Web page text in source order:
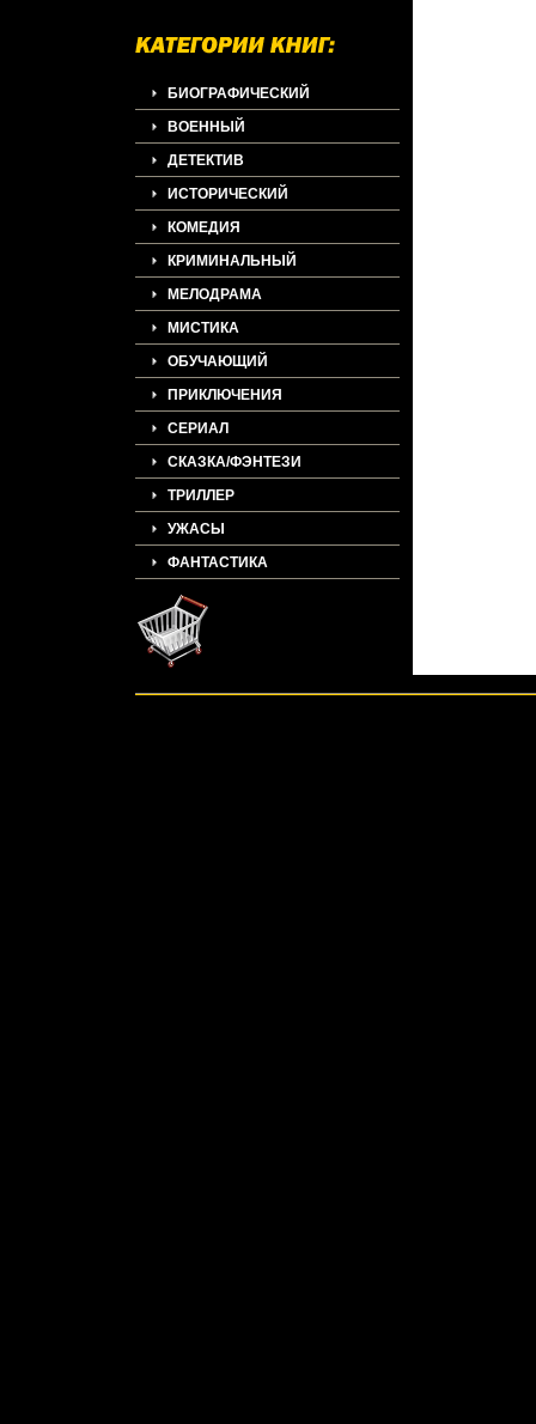
БИОГРАФИЧЕСКИЙ
ВОЕННЫЙ
ДЕТЕКТИВ
ИСТОРИЧЕСКИЙ
КОМЕДИЯ
КРИМИНАЛЬНЫЙ
МЕЛОДРАМА
МИСТИКА
ОБУЧАЮЩИЙ
ПРИКЛЮЧЕНИЯ
СЕРИАЛ
СКАЗКА/ФЭНТЕЗИ
ТРИЛЛЕР
УЖАСЫ
ФАНТАСТИКА